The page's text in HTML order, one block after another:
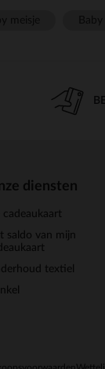
diensten
cadeaukaart
saldo van mijn
textiel